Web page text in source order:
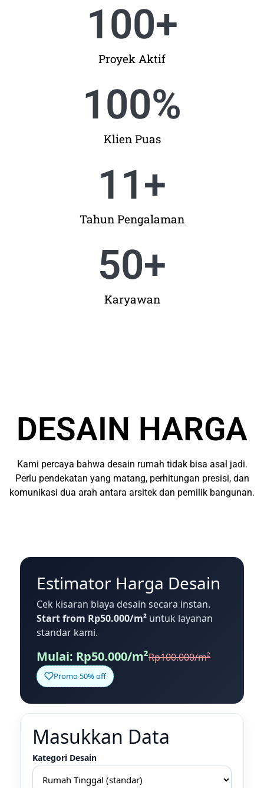
Proyek Aktif
100+
Klien Puas
100%
Tahun Pengalaman
11+
Karyawan
50+
DESAIN HARGA
Kami percaya bahwa desain rumah tidak bisa asal jadi.
Perlu pendekatan yang matang, perhitungan presisi, dan
komunikasi dua arah antara arsitek dan pemilik bangunan.
Estimator Harga Desain
Cek kisaran biaya desain secara instan.
Start from Rp50.000/m² untuk layanan
standar kami.
Mulai: Rp50.000/m²Rp100.000/m²
Promo 50% off
Masukkan Data
Kategori Desain